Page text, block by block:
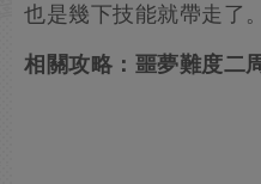
也是幾下技能就帶走了。
相關攻略：噩夢難度二